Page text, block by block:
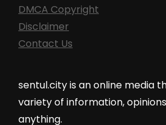
DMCA Copyright
Disclaimer
Contact Us
sentul.city is an online media
variety of information,
anything.